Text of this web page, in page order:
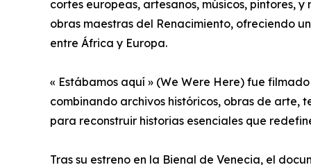
cortes europeas, artesanos, músicos, pintores,
obras maestras del Renacimiento, ofreciendo
entre África y Europa.
« Estábamos aquí » (We Were Here) fue
combinando archivos históricos, obras de arte,
para reconstruir historias esenciales que
Tras su estreno en la Bienal de Venecia, el